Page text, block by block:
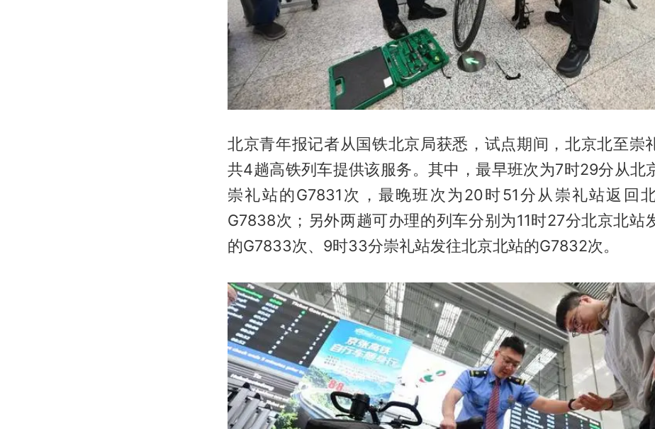
北京青年报记者从国铁北京局获悉，试点期间，北京北至崇
共4趟高铁列车提供该服务。其中，最早班次为7时29分从北
崇礼站的G7831次，最晚班次为20时51分从崇礼站返回
G7838次；另外两趟可办理的列车分别为11时27分北京北站
的G7833次、9时33分崇礼站发往北京北站的G7832次。